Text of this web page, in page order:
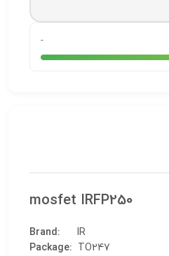
-
mosfet IRFP250
Brand: IR
Package:
TO247